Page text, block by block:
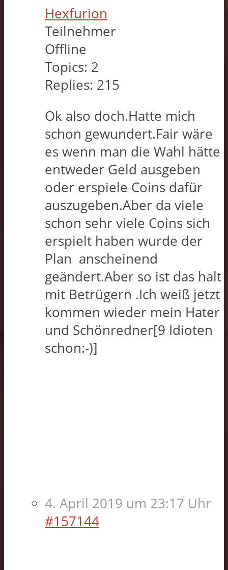
Hexfurion
Teilnehmer
Offline
Topics: 2
Replies: 215
Ok also doch.Hatte mich
schon gewundert.Fair wäre
es wenn man die Wahl hätte
entweder Geld ausgeben
oder erspiele Coins dafür
auszugeben.Aber da viele
schon sehr viele Coins sich
erspielt haben wurde der
Plan anscheinend
geändert.Aber so ist das halt
mit Betrügern .Ich weiß jetzt
kommen wieder mein Hater
und Schönredner[9 Idioten
schon:-)]
4. April 2019 um 23:17 Uhr
#157144